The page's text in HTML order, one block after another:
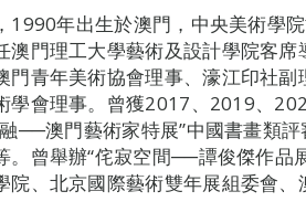
1990年出生於澳門，中央美術學
澳門理工大學藝術及設計學院客
門青年美術協會理事、濠江印社
學會理事。曾獲2017、2019、
──澳門藝術家特展”中國書畫類
。曾舉辦“侘寂空間──譚俊傑作品
院、北京國際藝術雙年展組委會